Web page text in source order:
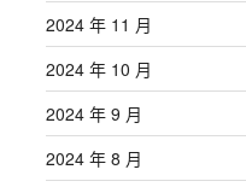
2024 年 11 月
2024 年 10 月
2024 年 9 月
2024 年 8 月